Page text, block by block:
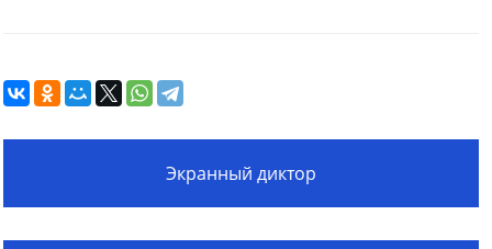
Экранный диктор